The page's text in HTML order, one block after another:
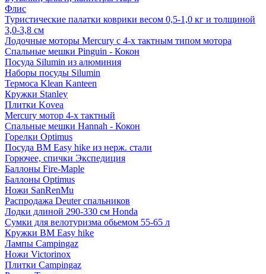
Флис
Туристические палатки коврики весом 0,5-1,0 кг и толщиной
3,0-3,8 см
Лодочные моторы Mercury с 4-х тактным типом мотора
Спальные мешки Pinguin - Кокон
Посуда Silumin из алюминия
Наборы посуды Silumin
Термоса Klean Kanteen
Кружки Stanley
Плитки Kovea
Mercury мотор 4-х тактный
Спальные мешки Hannah - Кокон
Горелки Optimus
Посуда BM Easy hike из нерж. стали
Горючее, спички Экспедиция
Баллоны Fire-Maple
Баллоны Optimus
Ножи SanRenMu
Распродажа Deuter спальников
Лодки длиной 290-330 см Honda
Сумки для велотуризма обьемом 55-65 л
Кружки BM Easy hike
Лампы Campingaz
Ножи Victorinox
Плитки Campingaz